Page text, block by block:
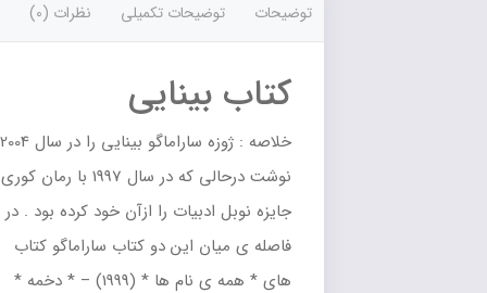
توضیحات توضیحات تکمیلی نظرات (0)
کتاب بینایی
خلاصه : ژوزه ساراماگو بینایی را در سال 2004
نوشت درحالی که در سال 1997 با رمان کوری
جایزه نوبل ادبیات را ازآن خود کرده بود . در
فاصله ی میان این دو کتاب ساراماگو کتاب
های * همه ی نام ها * (1999) – * دخمه *